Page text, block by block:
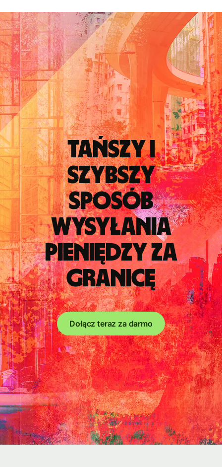
Tańszy i
szybszy
sposób
wysyłania
pieniędzy za
granicę
Dołącz teraz za darmo